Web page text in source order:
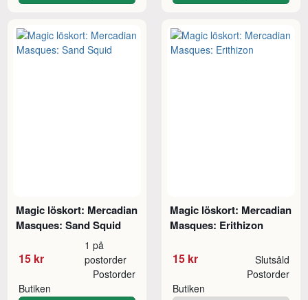
Magic löskort: Mercadian
Masques: Sand Squid
15 kr
1 på
postorder
Butiken
Postorder
Magic löskort: Mercadian
Masques: Erithizon
15 kr Slutsåld
Butiken
Postorder